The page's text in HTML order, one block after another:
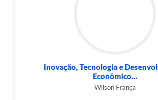
Inovação, Tecnologia e
Econômico...
Wilson França